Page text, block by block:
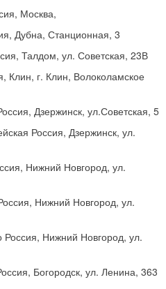
Москва,
Дубна, Станционная, 3
Талдом, ул. Советская, 23В
Клин, г. Клин, Волоколамское
Дзержинск, ул.Советская, 5
Россия, Дзержинск, ул.
Нижний Новгород, ул.
Нижний Новгород, ул.
Россия, Нижний Новгород, ул.
Богородск, ул. Ленина, 363